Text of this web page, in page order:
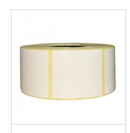
EAN8/13, GS1-DatabarTM, GS1-
PostnetTM, UPC-A/E
QR Code and Composite